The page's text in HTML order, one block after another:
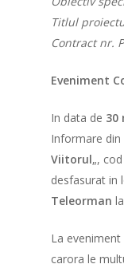
Titlul
Contract nr.
Eveniment
In data de 30
Informare din
Viitorul„,
desfasurat in
Teleorman
La
carora le